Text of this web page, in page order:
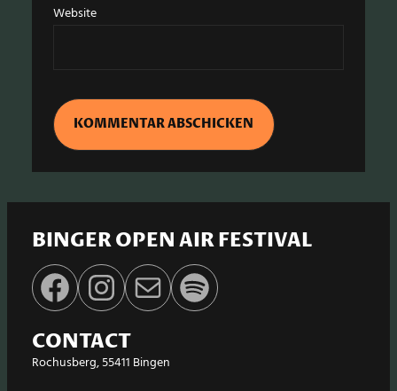
Website
BINGER OPEN AIR FESTIVAL
Facebook Instagram E-Mail Spotify
CONTACT
Rochusberg, 55411 Bingen